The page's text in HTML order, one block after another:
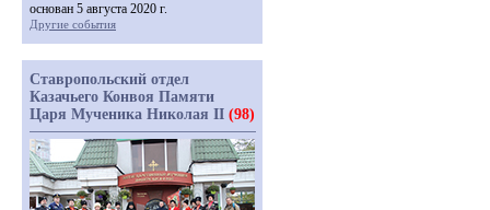
основан 5 августа 2020 г.
Другие события
Ставропольский отдел
Казачьего Конвоя Памяти
Царя Мученика Николая II (98)